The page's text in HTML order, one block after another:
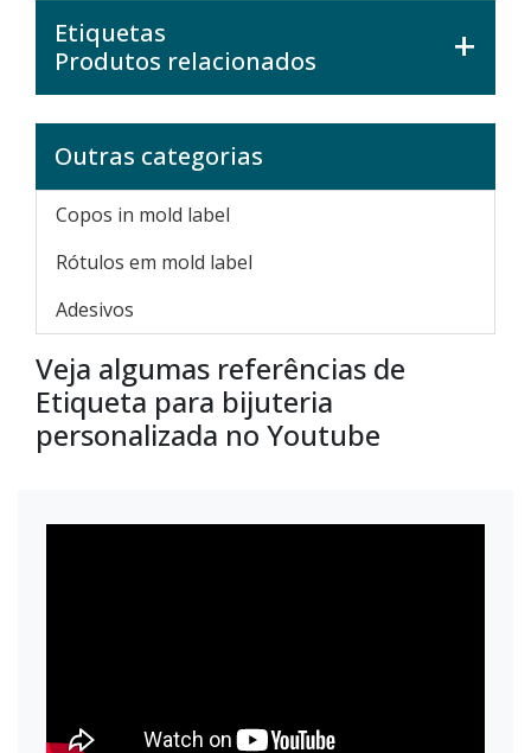
Etiquetas
Produtos relacionados
Outras categorias
Copos in mold label
Rótulos em mold label
Adesivos
Veja algumas referências de
Etiqueta para bijuteria
personalizada no Youtube